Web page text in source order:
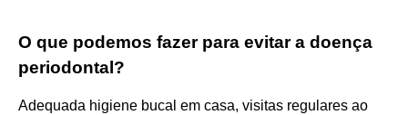
O que podemos fazer para evitar a doença
periodontal?
Adequada higiene bucal em casa, visitas regulares ao